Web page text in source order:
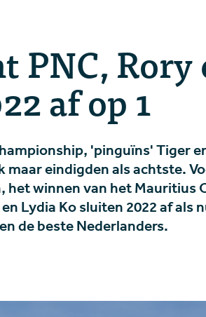
PNC, Rory
af op 1
'pinguïns' Tiger
eindigden als achtste.
winnen van het Mauritius
Lydia Ko sluiten 2022 af als
de beste Nederlanders.